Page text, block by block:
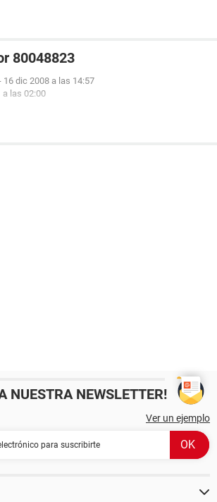
80048823
16 dic 2008 a las 14:57
a las 02:00
NUESTRA NEWSLETTER!
Ver un ejemplo